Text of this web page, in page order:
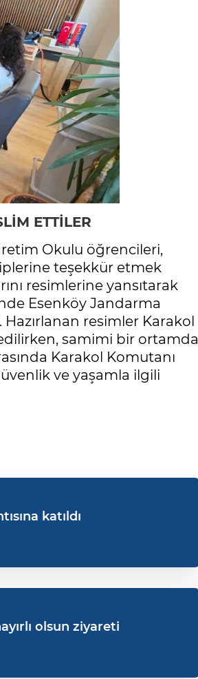
ETTİLER
Okulu öğrencileri,
teşekkür etmek
resimlerine yansıtarak
Esenköy Jandarma
resimler Karakol
samimi bir ortamda
Karakol Komutanı
ve yaşamla ilgili
katıldı
olsun ziyareti